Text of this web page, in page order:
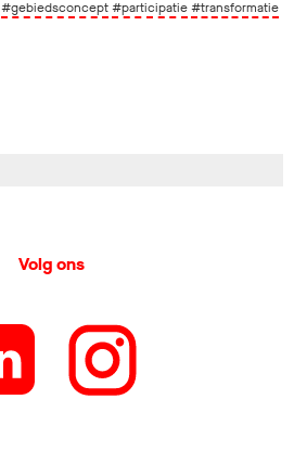
#gebiedsconcept#participatie#transformatie
Volg ons